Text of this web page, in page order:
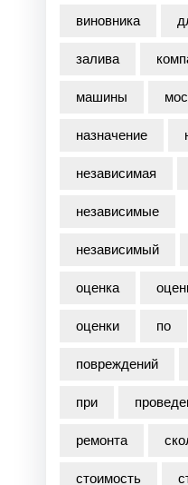
виновника
залива
машины
назначение
независимая
независимые
независимый
оценка
оценки
по
повреждений
при
ремонта
стоимость